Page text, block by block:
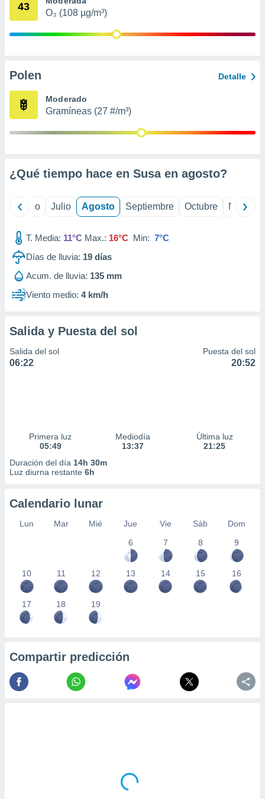
publicidad
de
1199
43
O₃ (108 µg/m³)
Polen Detalle
Moderado
Gramíneas (27 #/m³)
¿Qué tiempo hace en Susa en agosto?
Junio Julio Agosto Septiembre Octubre
T. Media: 11°C Max.: 16°C Min: 7°C
Días de lluvia: 19 días
Acum. de lluvia: 135 mm
Viento medio: 4 km/h
Salida y Puesta del sol
Salida del sol
06:22
Puesta del sol
20:52
Primera luz
05:49
Mediodía
13:37
Última luz
21:25
Duración del día 14h 30m
Luz diurna restante 6h
Calendario lunar
Lun Mar Mié Jue Vie Sáb
Dom
6
7 8 9
10 11 12 13 14 15 16
17 18 19
Compartir predicción